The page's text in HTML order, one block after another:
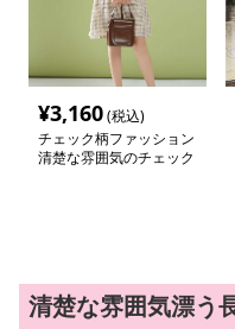
¥3,160(税込)
チェック柄ファッション
清楚な雰囲気のチェック
清楚な雰囲気漂う